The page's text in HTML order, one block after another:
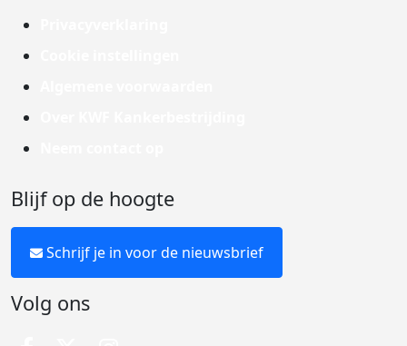
Blijf op de hoogte
Schrijf je in voor de nieuwsbrief
Volg ons